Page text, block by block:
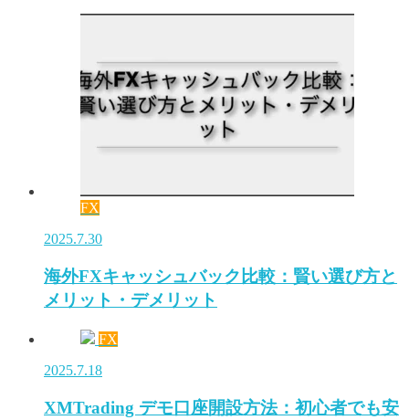
FX
2025.7.30
海外FXキャッシュバック比較：賢い選び方と
メリット・デメリット
FX
2025.7.18
XMTrading デモ口座開設方法：初心者でも安